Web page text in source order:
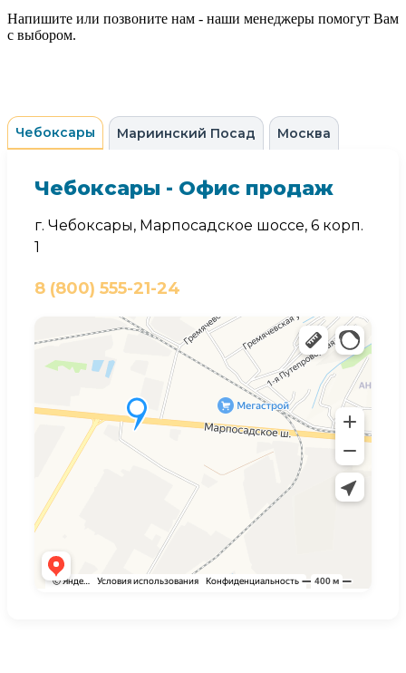
Напишите или позвоните нам - наши менеджеры помогут Вам
с выбором.
Чебоксары Мариинский Посад Москва
Чебоксары - Офис продаж
г. Чебоксары, Марпосадское шоссе, 6 корп.
1
8 (800) 555-21-24